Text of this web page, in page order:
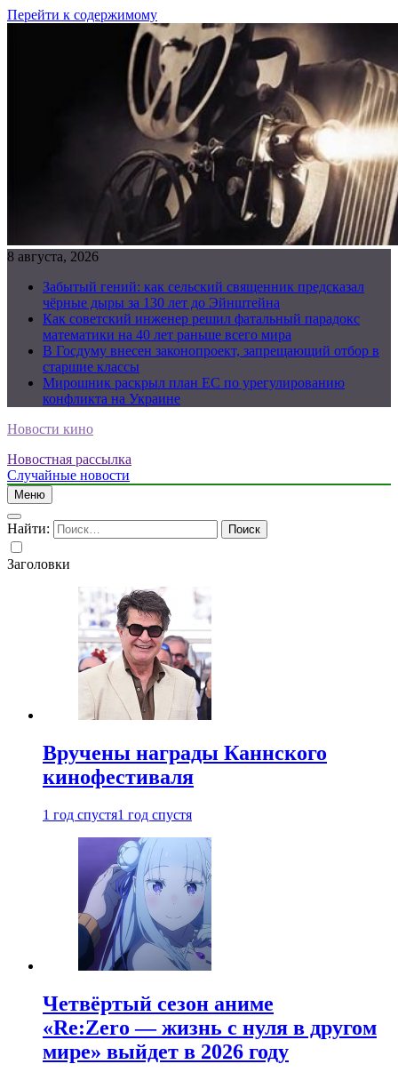
Перейти к содержимому
8 августа, 2026
Забытый гений: как сельский священник предсказал
чёрные дыры за 130 лет до Эйнштейна
Как советский инженер решил фатальный парадокс
математики на 40 лет раньше всего мира
В Госдуму внесен законопроект, запрещающий отбор в
старшие классы
Мирошник раскрыл план ЕС по урегулированию
конфликта на Украине
Новости кино
Новостная рассылка
Случайные новости
Меню
Найти:
Заголовки
Вручены награды Каннского
кинофестиваля
1 год спустя1 год спустя
Четвёртый сезон аниме
«Re:Zero — жизнь с нуля в другом
мире» выйдет в 2026 году